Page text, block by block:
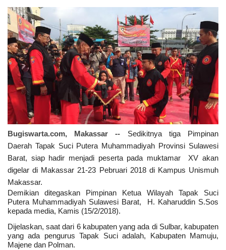
Bugiswarta.com, Makassar --
Sedikitnya tiga Pimpinan
Daerah Tapak Suci Putera Muhammadiyah Provinsi Sulawesi
Barat, siap hadir menjadi peserta pada muktamar
XV akan
digelar di Makassar 21-23 Pebruari 2018 di Kampus Unismuh
Makassar.
Demikian ditegaskan Pimpinan Ketua Wilayah Tapak Suci
Putera Muhammadiyah Sulawesi Barat, H. Kaharuddin S.Sos
kepada media, Kamis (15/2/2018).
Dijelaskan, saat dari 6 kabupaten yang ada di Sulbar, kabupaten
yang ada pengurus Tapak Suci adalah, Kabupaten Mamuju,
Majene dan Polman.